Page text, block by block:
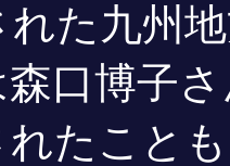
れた九州
口博子さ
たこと